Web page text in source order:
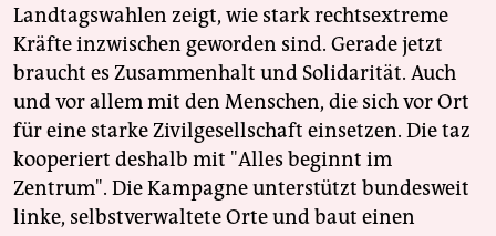
Landtagswahlen zeigt, wie stark rechtsextreme
Kräfte inzwischen geworden sind. Gerade jetzt
braucht es Zusammenhalt und Solidarität. Auch
und vor allem mit den Menschen, die sich vor Ort
für eine starke Zivilgesellschaft einsetzen. Die taz
kooperiert deshalb mit "Alles beginnt im
Zentrum". Die Kampagne unterstützt bundesweit
linke, selbstverwaltete Orte und baut einen